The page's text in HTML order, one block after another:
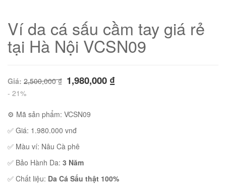
Ví da cá sấu cầm tay giá rẻ
tại Hà Nội VCSN09
Giá: 2,500,000₫ 1,980,000 ₫
- 21%
⚙ Mã sản phẩm: VCSN09
✅ Giá: 1.980.000 vnđ
✅ Màu ví: Nâu Cà phê
✅ Bảo Hành Da: 3 Năm
✅ Chất liệu: Da Cá Sấu thật 100%